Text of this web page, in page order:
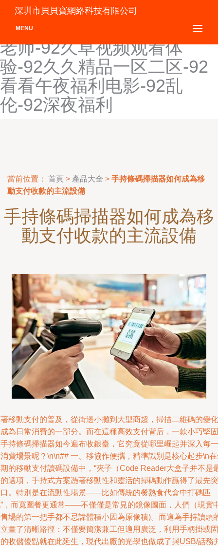
91做爱视频-92传媒视频-92
福利网-92福利无码-92九色
老师-92久草视频观看体
验-92久久精品一区二区-92
看看午夜福利电影-92乱
伦-92深夜福利
深圳市貝貝寶網絡科技有限公司
MENU
當前位置： 首頁 > 產品大全 > 手持條碼掃描器如何成為移
動支付收款的主流設備
手持條碼掃描器如何成為移
動支付收款的主流設備
移動支付的普及，從街邊小攤到大型商超，掃描二維碼的變化
為日常消費的一部分。而在這種高效支付背后，一款小巧堅固
持條碼掃描器如今遍布收銀臺，它究竟從哪里崛起并深入每一
費場景呢？\n\n## 一、移協作便攜，精準識別是核心起步\n
的移動支付讀碼設備中，“夾子（Code Reader大盒子并不是
選項，手持式方案憑著移動性和靈活的掃碼動作贏得了最先突
。特別是在流動性場景——比如傳統的餐熟食代盒中打碼匹
，而寬圍餐更通常——不僅僅是常見的鏡像圖面，人們（現實
場的第一把手都不忌諱體積小因為原像積)。而這為手持讀頭
畫了清晰路徑：不僅要簡潔兼工但適用廣泛，利用手柄掛或固
收儲優點就在此延生，現代出廠的光學也做成了與USB/話務